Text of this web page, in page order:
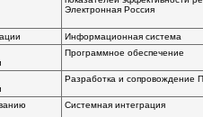
Электронная Россия
Информационная система
Программное обеспечение
Разработка и сопровождение
Системная интеграция